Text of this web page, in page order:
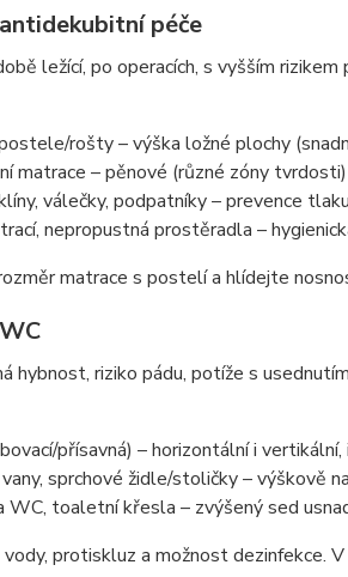
péče
ležící, po operacích, s vyšším rizikem
rošty – výška ložné plochy
matrace – pěnové (různé zóny
válečky, podpatníky – prevence
nepropustná prostěradla –
matrace s postelí a hlídejte
hybnost, riziko pádu, potíže s
přísavná) – horizontální i
sprchové židle/stoličky – výškově
WC, toaletní křesla – zvýšený sed
protiskluz a možnost dezinfekce.